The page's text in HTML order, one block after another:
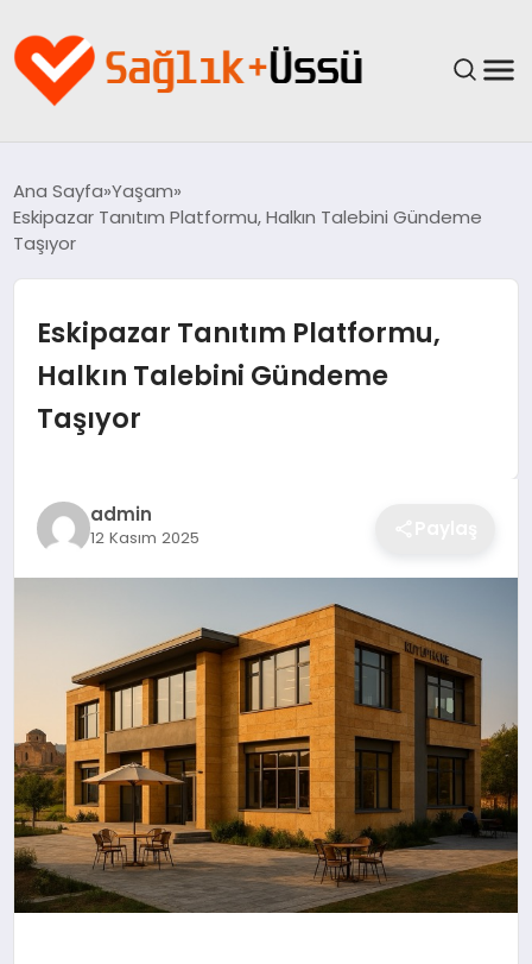
YAŞAM
GÜNCEL
SPOR & FITNESS
Ana Sayfa Yaşam
Eskipazar Tanıtım Platformu, Halkın Talebini Gündeme
Taşıyor
Eskipazar Tanıtım Platformu,
Halkın Talebini Gündeme
Taşıyor
admin
12 Kasım 2025